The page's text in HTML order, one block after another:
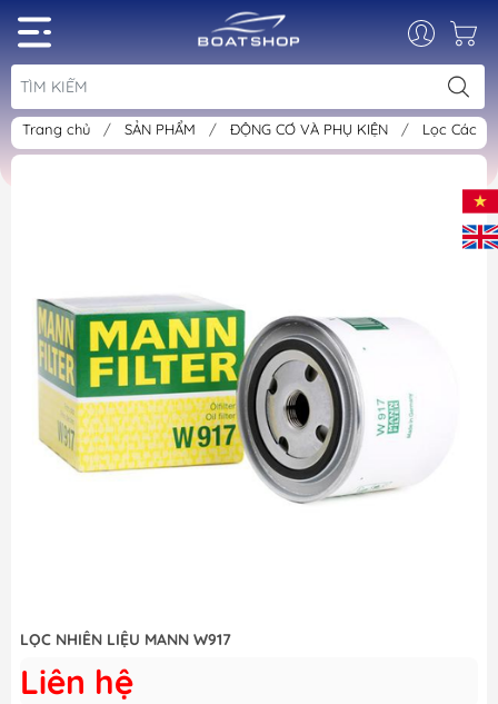
Trang chủ / SẢN PHẨM / ĐỘNG CƠ VÀ PHỤ KIỆN / Lọc Các
LỌC NHIÊN LIỆU MANN W917
Liên hệ